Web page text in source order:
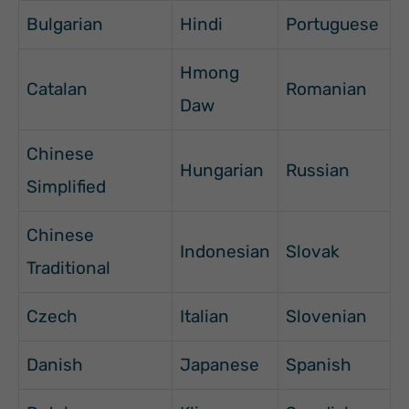
Bulgarian Hindi Portuguese
Catalan
Hmong
Daw
Romanian
Chinese
Simplified
Hungarian Russian
Chinese
Traditional
Indonesian Slovak
Czech Italian Slovenian
Danish Japanese Spanish